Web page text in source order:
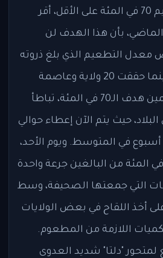
الذي سيتم فيه تطعيم 70 في المئة على الأقل، أقر
بأن هذا الهدف لن
معدل التطعيم الذي بلغ ذروته
في أبريل الماضي. وبينما حققت 20 ولاية وعاصمة
البلاد واشنطن وإقليمين هدف الـ70 في المئة، تباطأ
حيث يتم الآن إعطاء حوالي
في المتوسط. ويوم الأحد،
تلقى ما يقرب من 67 في المئة من البالغين جرعة واحدة
التي جمعتها الصحيفة، وسط
أخذ اللقاح في بعض الولايات
اللازمة من المطعوم.
لمتحور "دلتا" شديد العدوى